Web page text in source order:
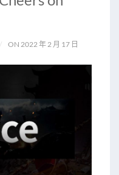
ON 2022 年 2 月 17 日